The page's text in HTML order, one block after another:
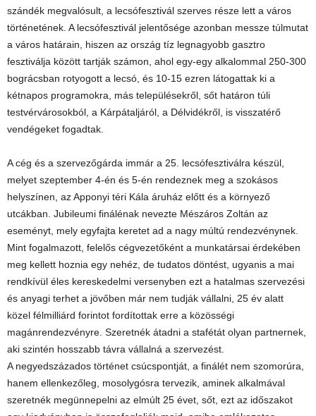
szándék megvalósult, a lecsófesztivál szerves része lett a város
történetének. A lecsófesztivál jelentősége azonban messze túlmutat
a város határain, hiszen az ország tíz legnagyobb gasztro
fesztiválja között tartják számon, ahol egy-egy alkalommal 250-300
bográcsban rotyogott a lecsó, és 10-15 ezren látogattak ki a
kétnapos programokra, más településekről, sőt határon túli
testvérvárosokból, a Kárpátaljáról, a Délvidékről, is visszatérő
vendégeket fogadtak.
A cég és a szervezőgárda immár a 25. lecsófesztiválra készül,
melyet szeptember 4-én és 5-én rendeznek meg a szokásos
helyszínen, az Apponyi téri Kála áruház előtt és a környező
utcákban. Jubileumi finálénak nevezte Mészáros Zoltán az
eseményt, mely egyfajta keretet ad a nagy múltú rendezvénynek.
Mint fogalmazott, felelős cégvezetőként a munkatársai érdekében
meg kellett hoznia egy nehéz, de tudatos döntést, ugyanis a mai
rendkívül éles kereskedelmi versenyben ezt a hatalmas szervezési
és anyagi terhet a jövőben már nem tudják vállalni, 25 év alatt
közel félmilliárd forintot fordítottak erre a közösségi
magánrendezvényre. Szeretnék átadni a stafétát olyan partnernek,
aki szintén hosszabb távra vállalná a szervezést.
A negyedszázados történet csúcspontját, a finálét nem szomorúra,
hanem ellenkezőleg, mosolygósra tervezik, aminek alkalmával
szeretnék megünnepelni az elmúlt 25 évet, sőt, ezt az időszakot